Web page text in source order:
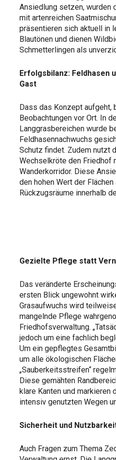
Ansiedlung setzen, wurden
mit artenreichen
präsentieren sich aktuell in
Blautönen und dienen
Schmetterlingen als
Erfolgsbilanz: Feldhasen
Gast
Dass das Konzept aufgeht,
Beobachtungen vor Ort. In
Langgrasbereichen wurde
Feldhasennachwuchs
Schutz findet. Zudem nutzt
Wechselkröte den Friedhof
Wanderkorridor. Diese
den hohen Wert der
Rückzugsräume innerhalb
Gezielte Pflege statt
Das veränderte
ersten Blick ungewohnt
Grasaufwuchs wird
mangelnde Pflege
Friedhofsverwaltung.
jedoch um eine fachlich
Um ein gepflegtes
um alle ökologischen
„Sauberkeitsstreifen“
Diese gemähten
klare Kanten und markieren
intensiv genutzten Wegen
Sicherheit und
Auch Fragen zum Thema